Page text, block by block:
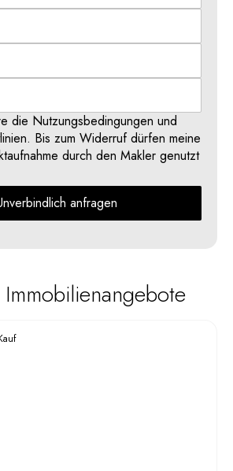
die Nutzungsbedingungen und
Bis zum Widerruf dürfen meine
durch den Makler genutzt
anfragen